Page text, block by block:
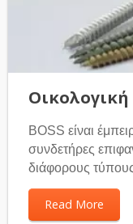
BOSS είναι
συνδετήρες
διάφορους
Read More